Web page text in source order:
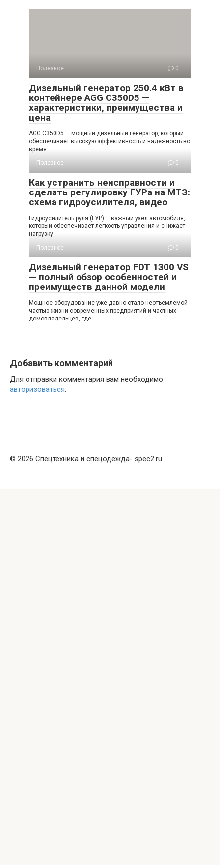
Полезное 0
Дизельный генератор 250.4 кВт в
контейнере AGG C350D5 —
характеристики, преимущества и
цена
AGG C350D5 — мощный дизельный генератор, который
обеспечивает высокую эффективность и надежность во
время
Полезное
0
Как устранить неисправности и
сделать регулировку ГУРа на МТЗ:
схема гидроусилителя, видео
Гидроусилитель руля (ГУР) – важный узел автомобиля,
который обеспечивает легкость управления и снижает
нагрузку
Полезное
0
Дизельный генератор FDT 1300 VS
— полный обзор особенностей и
преимуществ данной модели
Мощное оборудование уже давно стало неотъемлемой
частью жизни современных предприятий и частных
домовладельцев, где
Добавить комментарий
Для отправки комментария вам необходимо
авторизоваться.
© 2026 Спецтехника и спецодежда- spec2.ru